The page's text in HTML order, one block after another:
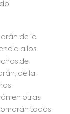
de la
a los
de
de la
en otras
todas